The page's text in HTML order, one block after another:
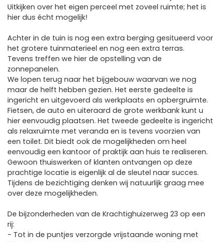
Uitkijken over het eigen perceel met zoveel ruimte; het is
hier dus écht mogelijk!
Achter in de tuin is nog een extra berging gesitueerd voor
het grotere tuinmaterieel en nog een extra terras.
Tevens treffen we hier de opstelling van de
zonnepanelen.
We lopen terug naar het bijgebouw waarvan we nog
maar de helft hebben gezien. Het eerste gedeelte is
ingericht en uitgevoerd als werkplaats en opbergruimte.
Fietsen, de auto en uiteraard de grote werkbank kunt u
hier eenvoudig plaatsen. Het tweede gedeelte is ingericht
als relaxruimte met veranda en is tevens voorzien van
een toilet. Dit biedt ook de mogelijkheden om heel
eenvoudig een kantoor of praktijk aan huis te realiseren.
Gewoon thuiswerken of klanten ontvangen op deze
prachtige locatie is eigenlijk al de sleutel naar succes.
Tijdens de bezichtiging denken wij natuurlijk graag mee
over deze mogelijkheden.
De bijzonderheden van de Krachtighuizerweg 23 op een
rij:
- Tot in de puntjes verzorgde vrijstaande woning met